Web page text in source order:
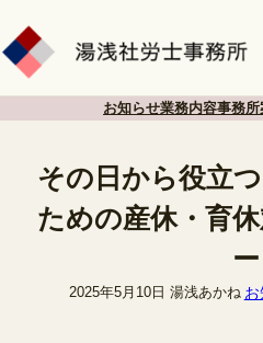
容
を
ス
キ
お知らせ業務内容事務所
その日から役立
ための産休・育
ー
2025年5月10日 湯浅あかね